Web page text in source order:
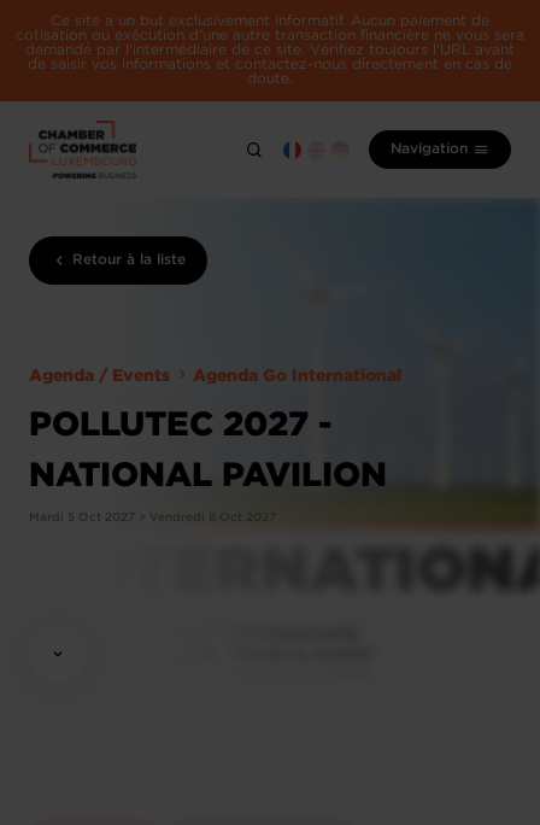
Ce site a un but exclusivement informatif. Aucun paiement de
cotisation ou exécution d'une autre transaction financière ne vous sera
demandé par l'intermédiaire de ce site. Vérifiez toujours l'URL avant
de saisir vos informations et contactez-nous directement en cas de
doute.
Navigation
Retour à la liste
Agenda / Events Agenda Go International
POLLUTEC 2027 -
NATIONAL PAVILION
Mardi 5 Oct 2027 > Vendredi 8 Oct 2027